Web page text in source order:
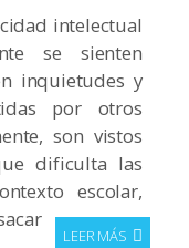
intelectual
se sienten
inquietudes y
por otros
son vistos
dificulta las
escolar,
LEER MÁS